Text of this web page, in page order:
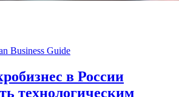
Business Guide
в России
технологическим